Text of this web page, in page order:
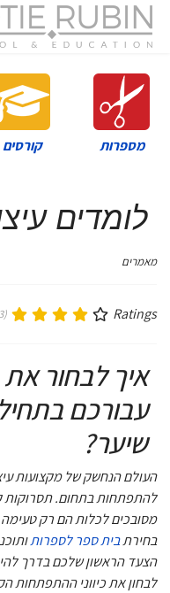
מספרות קורסים
לומדים
מאמרים
Ratings
(3)
איך לבחור את
עבורכם
שיער?
העולם הנחשק של מקצועות
להתפתחות בתחום. תסרוקות
מסובכים לכלות הם רק
בחירתבית ספר לספרות
הצעד הראשון שלכם בדרך
לבחון את כיווני